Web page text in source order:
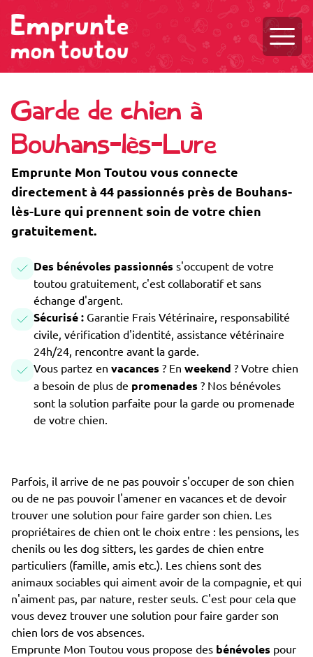
Garde de chien à
Bouhans-lès-Lure
Emprunte Mon Toutou vous connecte
directement à 44 passionnés près de Bouhans-
lès-Lure qui prennent soin de votre chien
gratuitement.
Des bénévoles passionnés s'occupent de votre
toutou gratuitement, c'est collaboratif et sans
échange d'argent.
Sécurisé : Garantie Frais Vétérinaire, responsabilité
civile, vérification d'identité, assistance vétérinaire
24h/24, rencontre avant la garde.
Vous partez en vacances ? En weekend ? Votre chien
a besoin de plus de promenades ? Nos bénévoles
sont la solution parfaite pour la garde ou promenade
de votre chien.
Parfois, il arrive de ne pas pouvoir s'occuper de son chien
ou de ne pas pouvoir l'amener en vacances et de devoir
trouver une solution pour faire garder son chien. Les
propriétaires de chien ont le choix entre : les pensions, les
chenils ou les dog sitters, les gardes de chien entre
particuliers (famille, amis etc.). Les chiens sont des
animaux sociables qui aiment avoir de la compagnie, et qui
n'aiment pas, par nature, rester seuls. C'est pour cela que
vous devez trouver une solution pour faire garder son
chien lors de vos absences.
Emprunte Mon Toutou vous propose des bénévoles pour